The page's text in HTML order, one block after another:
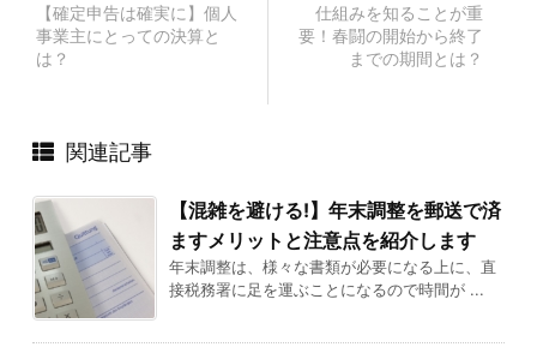
仕組みを知ることが重
要！春闘の開始から終了
までの期間とは？
【確定申告は確実に】個人
事業主にとっての決算と
は？
関連記事
【混雑を避ける!】年末調整を郵送で済
ますメリットと注意点を紹介します
年末調整は、様々な書類が必要になる上に、直
接税務署に足を運ぶことになるので時間が ...